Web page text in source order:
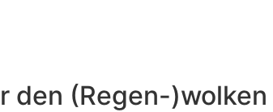
den (Regen-)wolken